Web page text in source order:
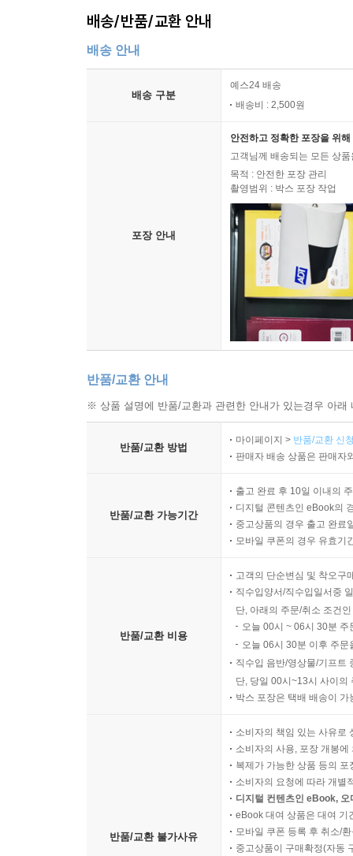
배송/반품/교환 안내
배송 안내
배송 구분
예스24 배송
배송비 : 2,500원
포장 안내
안전하고 정확한 포장을 위
고객님께 배송되는 모든 상
목적 : 안전한 포장 관리
촬영범위 : 박스 포장 작업
반품/교환 안내
※ 상품 설명에 반품/교환과 관련한 안내가 있는경우 아
반품/교환 방법
마이페이지 > 반품/교환 신
판매자 배송 상품은 판매자
반품/교환 가능기간
출고 완료 후 10일 이내의
디지털 콘텐츠인 eBook의
중고상품의 경우 출고 완료
모바일 쿠폰의 경우 유효기
반품/교환 비용
고객의 단순변심 및 착오구
직수입양서/직수입일서중
단, 아래의 주문/취소 조건
오늘 00시 ~ 06시 30분
오늘 06시 30분 이후 주
직수입 음반/영상물/기프트
단, 당일 00시~13시 사이의
박스 포장은 택배 배송이
반품/교환 불가사유
소비자의 책임 있는 사유로
소비자의 사용, 포장 개봉
복제가 가능한 상품 등의
소비자의 요청에 따라 개별
디지털 컨텐츠인 eBook,
eBook 대여 상품은 대여 기
모바일 쿠폰 등록 후 취소/
중고상품이 구매확정(자동